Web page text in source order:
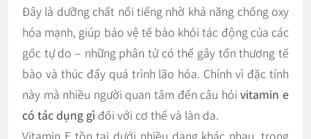
Đây là dưỡng chất nổi tiếng nhờ khả năng chống oxy
hóa mạnh, giúp bảo vệ tế bào khỏi tác động của các
gốc tự do – những phân tử có thể gây tổn thương tế
bào và thúc đẩy quá trình lão hóa. Chính vì đặc tính
này mà nhiều người quan tâm đến câu hỏivitamin e
có tác dụng gì đối với cơ thể và làn da.
Vitamin E tồn tại dưới nhiều dạng khác nhau, trong